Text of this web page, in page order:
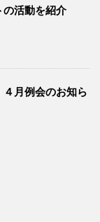
の活動を紹介
月例会のお知ら